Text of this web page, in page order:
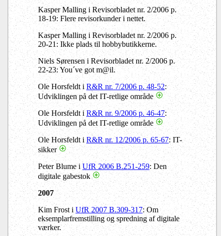
Kasper Malling i Revisorbladet nr. 2/2006 p.
18-19: Flere revisorkunder i nettet.
Kasper Malling i Revisorbladet nr. 2/2006 p.
20-21: Ikke plads til hobbybutikkerne.
Niels Sørensen i Revisorbladet nr. 2/2006 p.
22-23: You´ve got m@il.
Ole Horsfeldt iR&R nr. 7/2006 p. 48-52:
Udviklingen på det IT-retlige område
Ole Horsfeldt iR&R nr. 9/2006 p. 46-47:
Udviklingen på det IT-retlige område
Ole Horsfeldt iR&R nr. 12/2006 p. 65-67: IT-
sikker
Peter Blume iUfR 2006 B.251-259: Den
digitale gabestok
2007
Kim Frost i UfR 2007 B.309-317: Om
eksemplarfremstilling og spredning af digitale
værker.